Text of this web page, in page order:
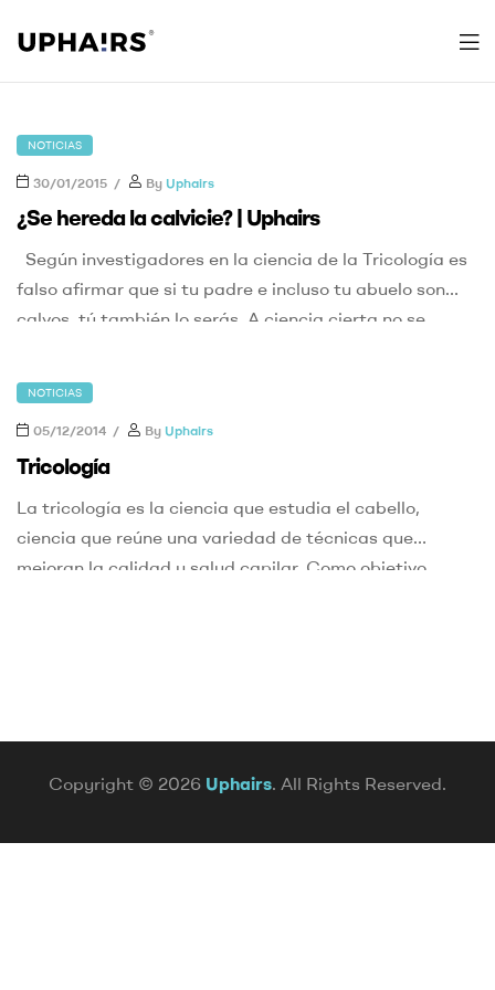
Uphairs
NOTICIAS
30/01/2015 By Uphairs
¿Se hereda la calvicie? | Uphairs
Según investigadores en la ciencia de la Tricología es
falso afirmar que si tu padre e incluso tu abuelo son
calvos, tú también lo serás. A ciencia cierta no se
alopecia androgenética es la calvicie más común,
relacionada con factores genéticos y hormonales;
también […]
NOTICIAS
05/12/2014 By Uphairs
Tricología
La tricología es la ciencia que estudia el cabello,
ciencia que reúne una variedad de técnicas que
mejoran la calidad y salud capilar. Como objetivo
Copyright © 2026 Uphairs. All Rights Reserved.